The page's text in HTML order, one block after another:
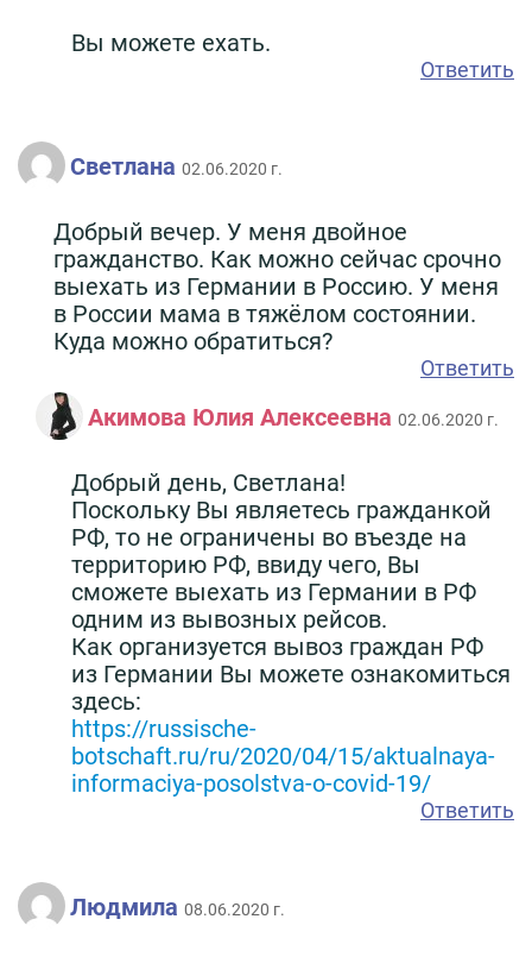
Вы можете ехать.
Ответить
Светлана 02.06.2020 г.
Добрый вечер. У меня двойное
гражданство. Как можно сейчас срочно
выехать из Германии в Россию. У меня
в России мама в тяжёлом состоянии.
Куда можно обратиться?
Ответить
Акимова Юлия Алексеевна 02.06.2020 г.
Добрый день, Светлана!
Поскольку Вы являетесь гражданкой
РФ, то не ограничены во въезде на
территорию РФ, ввиду чего, Вы
сможете выехать из Германии в РФ
одним из вывозных рейсов.
Как организуется вывоз граждан РФ
из Германии Вы можете ознакомиться
здесь:
https://russische-
botschaft.ru/ru/2020/04/15/aktualnaya-
informaciya-posolstva-o-covid-19/
Ответить
Людмила 08.06.2020 г.